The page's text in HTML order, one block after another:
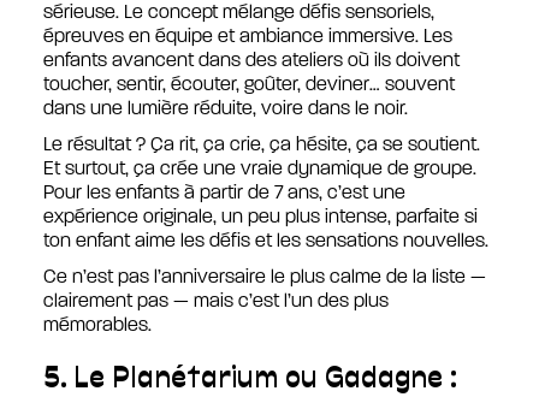
sérieuse. Le concept mélange défis sensoriels,
épreuves en équipe et ambiance immersive. Les
enfants avancent dans des ateliers où ils doivent
toucher, sentir, écouter, goûter, deviner… souvent
dans une lumière réduite, voire dans le noir.
Le résultat ? Ça rit, ça crie, ça hésite, ça se soutient.
Et surtout, ça crée une vraie dynamique de groupe.
Pour les enfants à partir de 7 ans, c’est une
expérience originale, un peu plus intense, parfaite si
ton enfant aime les défis et les sensations nouvelles.
Ce n’est pas l’anniversaire le plus calme de la liste —
clairement pas — mais c’est l’un des plus
mémorables.
5. Le Planétarium ou Gadagne :